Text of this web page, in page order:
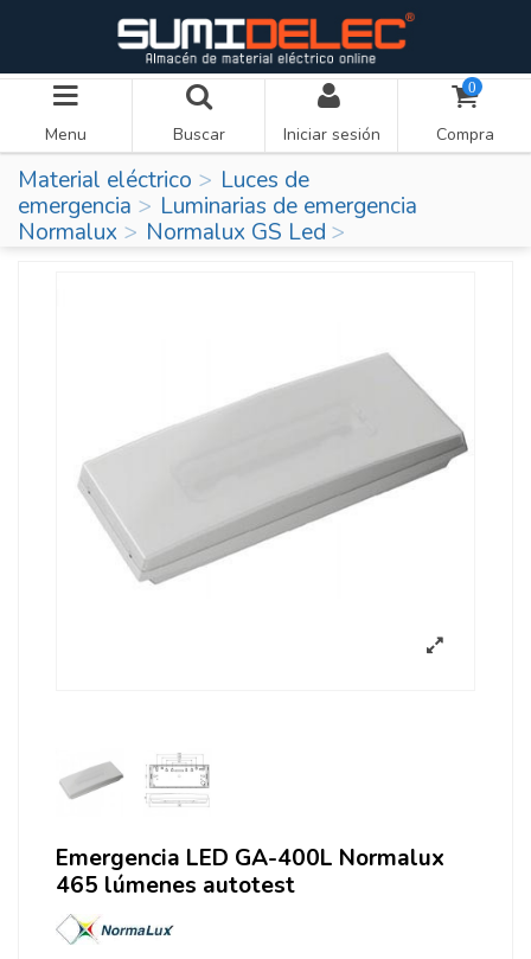
Menu Buscar Iniciar sesión
0
Compra
Material eléctrico
Luces de
emergencia
Luminarias de emergencia
Normalux
Normalux GS Led
Emergencia LED GA-400L Normalux
465 lúmenes autotest